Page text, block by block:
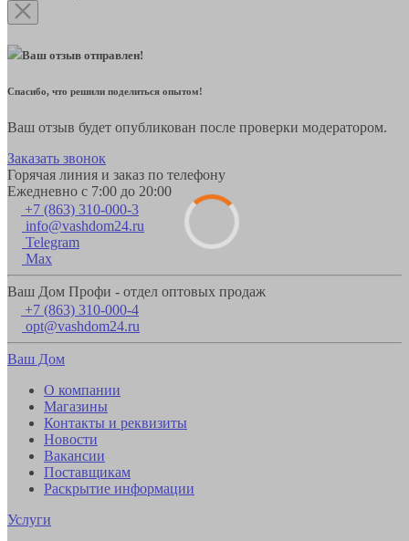
Ваш отзыв отправлен!
Спасибо, что решили поделиться опытом!
Ваш отзыв будет опубликован после проверки модератором.
Заказать звонок
Горячая линия и заказ по телефону
Ежедневно с 7:00 до 20:00
+7 (863) 310-000-3
info@vashdom24.ru
Telegram
Max
Ваш Дом Профи - отдел оптовых продаж
+7 (863) 310-000-4
opt@vashdom24.ru
Ваш Дом
О компании
Магазины
Контакты и реквизиты
Новости
Вакансии
Поставщикам
Раскрытие информации
Услуги